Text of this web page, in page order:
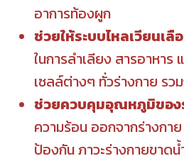
อาการท้องผูก
ช่วยให้ระบบไหลเวียนเลื
ในการลำเลียง สารอาหาร
เซลล์ต่างๆ ทั่วร่างกาย รว
ช่วยควบคุมอุณหภูมิของ
ความร้อน ออกจากร่างกา
ป้องกัน ภาวะร่างกายขาด